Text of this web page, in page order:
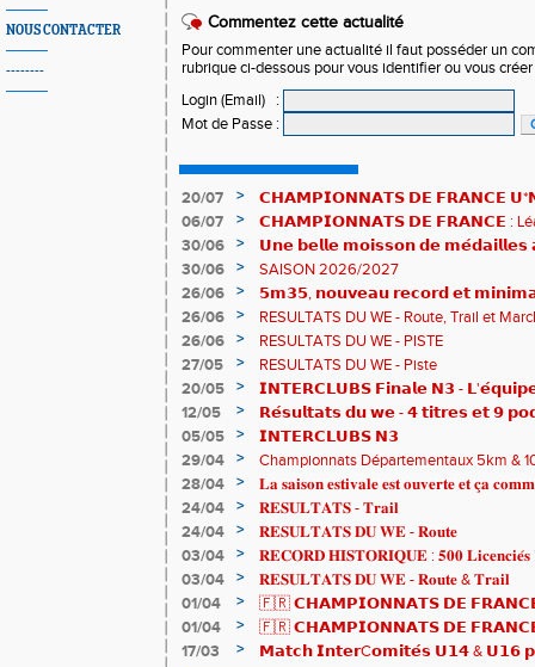
NOUS CONTACTER
--------
Commentez cette actualité
Pour commenter une actualité il faut posséder un
rubrique ci-dessous pour vous identifier ou vous
Login (Email)
:
Mot de Passe :
20/07 >
𝗖𝗛𝗔𝗠𝗣𝗜𝗢𝗡𝗡𝗔𝗧𝗦 𝗗𝗘 𝗙𝗥𝗔𝗡𝗖𝗘
𝗵𝗶𝘀𝘁𝗼𝗿𝗶𝗾𝘂𝗲𝘀 !
06/07 >
𝗖𝗛𝗔𝗠𝗣𝗜𝗢𝗡𝗡𝗔𝗧𝗦 𝗗𝗘 𝗙𝗥𝗔𝗡𝗖𝗘 : Léane
83è !
30/06 >
𝗨𝗻𝗲 𝗯𝗲𝗹𝗹𝗲 𝗺𝗼𝗶𝘀𝘀𝗼𝗻 𝗱𝗲
𝗔𝗨𝗥𝗔 !
30/06 >
SAISON 2026/2027
26/06
>
𝟱𝗺𝟯𝟱, 𝗻𝗼𝘂𝘃𝗲𝗮𝘂 𝗿𝗲𝗰𝗼𝗿𝗱 𝗲𝘁
𝗖𝗵𝗮𝗺𝗽𝗶𝗼𝗻𝗻𝗮𝘁𝘀 𝗱𝘂 𝗠𝗼𝗻𝗱𝗲 𝗨𝟮𝟬
26/06 >
RESULTATS DU WE - Route, Trail et
26/06
>
RESULTATS DU WE - PISTE
27/05
>
RESULTATS DU WE - Piste
20/05
>
𝗜𝗡𝗧𝗘𝗥𝗖𝗟𝗨𝗕𝗦 𝗙𝗶𝗻𝗮𝗹𝗲 𝗡𝟯 -
𝟯𝟮𝟰𝟮𝟳𝗽𝘁𝘀
12/05 >
𝗥𝗲́𝘀𝘂𝗹𝘁𝗮𝘁𝘀 𝗱𝘂 𝘄𝗲 - 𝟰 𝘁𝗶𝘁𝗿𝗲𝘀 𝗲𝘁 𝟵
05/05
>
𝗜𝗡𝗧𝗘𝗥𝗖𝗟𝗨𝗕𝗦 𝗡𝟯
29/04
>
Championnats Départementaux 5km &
de bronze et un max de plaisir pour tous !
28/04 >
𝐋𝐚 𝐬𝐚𝐢𝐬𝐨𝐧 𝐞𝐬𝐭𝐢𝐯𝐚𝐥𝐞 𝐞𝐬𝐭 𝐨𝐮𝐯𝐞𝐫𝐭𝐞 𝐞𝐭 𝐜̧𝐚
24/04
>
𝐑𝐄𝐒𝐔𝐋𝐓𝐀𝐓𝐒 - 𝐓𝐫𝐚𝐢𝐥
24/04
>
𝐑𝐄𝐒𝐔𝐋𝐓𝐀𝐓𝐒 𝐃𝐔 𝐖𝐄 - 𝐑𝐨𝐮𝐭𝐞
03/04
>
𝐑𝐄𝐂𝐎𝐑𝐃 𝐇𝐈𝐒𝐓𝐎𝐑𝐈𝐐𝐔𝐄 : 𝟓𝟎𝟎 𝐋𝐢𝐜𝐞𝐧𝐜𝐢𝐞́𝐬
03/04
>
𝐑𝐄𝐒𝐔𝐋𝐓𝐀𝐓𝐒 𝐃𝐔 𝐖𝐄 - 𝐑𝐨𝐮𝐭𝐞 & 𝐓𝐫𝐚𝐢𝐥
01/04
>
🇫🇷 𝗖𝗛𝗔𝗠𝗣𝗜𝗢𝗡𝗡𝗔𝗧𝗦 𝗗𝗘 𝗙𝗥𝗔𝗡𝗖𝗘
résultats
01/04 >
🇫🇷 𝗖𝗛𝗔𝗠𝗣𝗜𝗢𝗡𝗡𝗔𝗧𝗦 𝗗𝗘 𝗙𝗥𝗔𝗡𝗖𝗘
𝒕𝒓𝒂𝒊𝒍𝒆𝒖𝒓𝒔 𝒓𝒂𝒎𝒆̀𝒏𝒆𝒏𝒕 4 𝒎𝒆́𝒅𝒂𝒊𝒍𝒍𝒆𝒔 !
17/03 >
𝗠𝗮𝘁𝗰𝗵 𝗜𝗻𝘁𝗲𝗿C𝗼𝗺𝗶𝘁𝗲́𝘀 𝗨𝟭𝟰 & 𝗨𝟭𝟲